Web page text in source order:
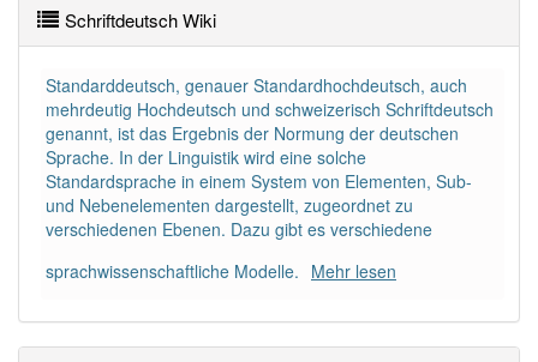
Schriftdeutsch Wiki
Standarddeutsch, genauer Standardhochdeutsch, auch
mehrdeutig Hochdeutsch und schweizerisch Schriftdeutsch
genannt, ist das Ergebnis der Normung der deutschen
Sprache. In der Linguistik wird eine solche
Standardsprache in einem System von Elementen, Sub-
und Nebenelementen dargestellt, zugeordnet zu
verschiedenen Ebenen. Dazu gibt es verschiedene
sprachwissenschaftliche Modelle. Mehr lesen